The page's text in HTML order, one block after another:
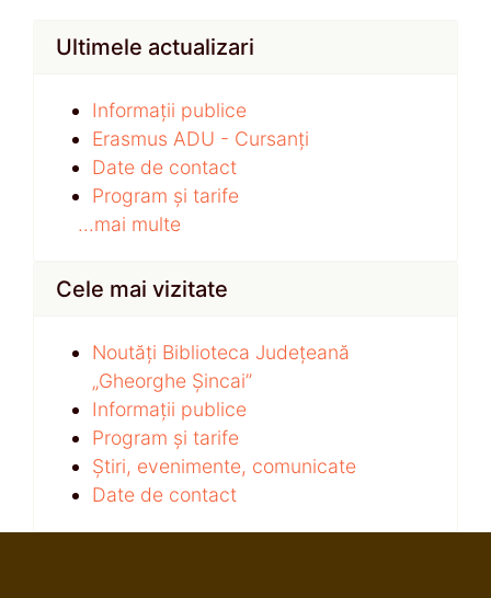
Ultimele actualizari
Informații publice
Erasmus ADU - Cursanți
Date de contact
Program și tarife
...mai multe
Cele mai vizitate
Noutăți Biblioteca Județeană
„Gheorghe Șincai”
Informații publice
Program și tarife
Știri, evenimente, comunicate
Date de contact